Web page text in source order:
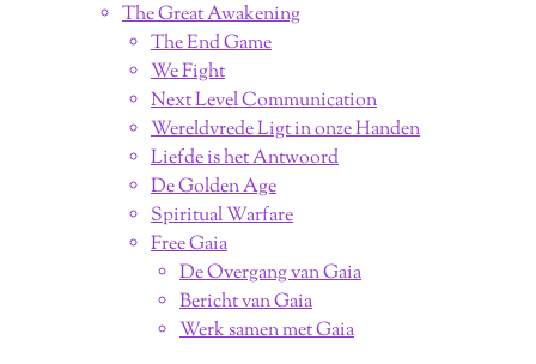
The Great Awakening
The End Game
We Fight
Next Level Communication
Wereldvrede Ligt in onze Handen
Liefde is het Antwoord
De Golden Age
Spiritual Warfare
Free Gaia
De Overgang van Gaia
Bericht van Gaia
Werk samen met Gaia